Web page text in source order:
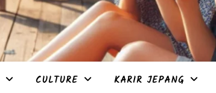
CULTURE KARIR JEPANG